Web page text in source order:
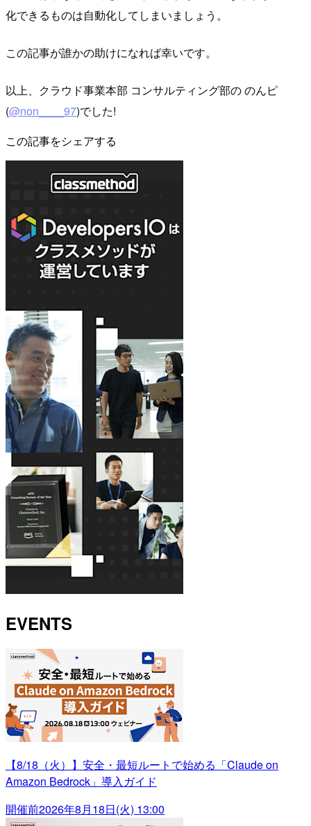
化できるものは自動化してしまいましょう。
この記事が誰かの助けになれば幸いです。
以上、クラウド事業本部 コンサルティング部の のんピ
(@non____97)でした!
この記事をシェアする
EVENTS
【8/18（火）】安全・最短ルートで始める「Claude on
Amazon Bedrock」導入ガイド
開催前2026年8月18日(火) 13:00